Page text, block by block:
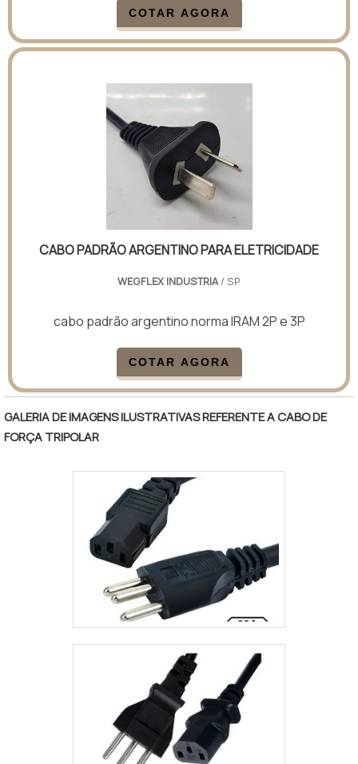
COTAR AGORA
CABO PADRÃO ARGENTINO PARA ELETRICIDADE
WEGFLEX INDUSTRIA/ SP
cabo padrão argentino norma IRAM 2P e 3P
COTAR AGORA
GALERIA DE IMAGENS ILUSTRATIVAS REFERENTE A CABO DE
FORÇA TRIPOLAR